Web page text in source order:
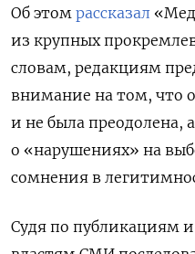
Об этом рассказал
из крупных
словам, редакциям
внимание на том, что
и не была преодолена,
о «нарушениях» на
сомнения в
Судя по публикациям